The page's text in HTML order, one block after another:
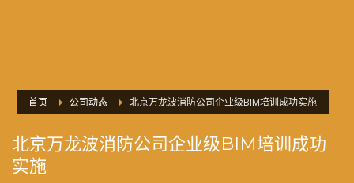
首页 公司动态 北京万龙波消防公司企业级BIM培训成功实施
北京万龙波消防公司企业级BIM培训成功
实施